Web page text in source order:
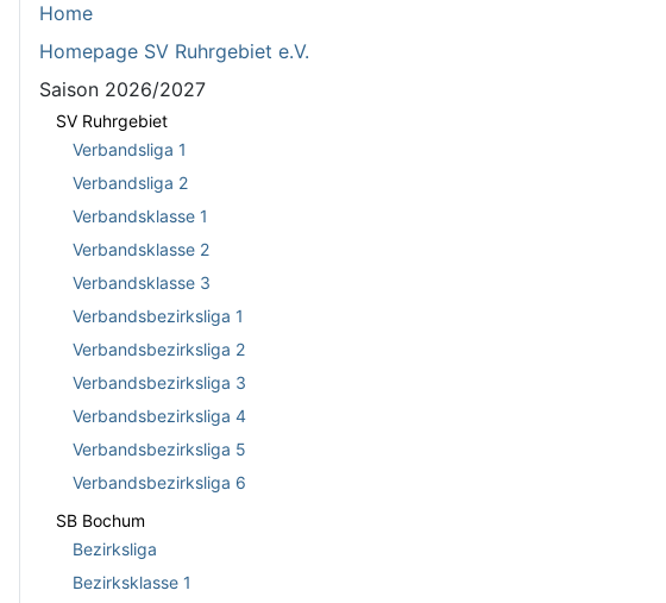
Home
Homepage SV Ruhrgebiet e.V.
Saison 2026/2027
SV Ruhrgebiet
Verbandsliga 1
Verbandsliga 2
Verbandsklasse 1
Verbandsklasse 2
Verbandsklasse 3
Verbandsbezirksliga 1
Verbandsbezirksliga 2
Verbandsbezirksliga 3
Verbandsbezirksliga 4
Verbandsbezirksliga 5
Verbandsbezirksliga 6
SB Bochum
Bezirksliga
Bezirksklasse 1